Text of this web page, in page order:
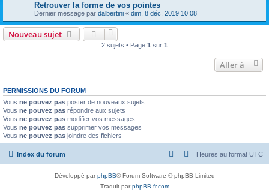
Retrouver la forme de vos pointes
Dernier message par dalbertini « dim. 8 déc. 2019 10:08
Nouveau sujet
2 sujets • Page 1 sur 1
Aller à
PERMISSIONS DU FORUM
Vous ne pouvez pas poster de nouveaux sujets
Vous ne pouvez pas répondre aux sujets
Vous ne pouvez pas modifier vos messages
Vous ne pouvez pas supprimer vos messages
Vous ne pouvez pas joindre des fichiers
Index du forum Heures au format UTC
Développé parphpBB® Forum Software © phpBB Limited
Traduit parphpBB-fr.com